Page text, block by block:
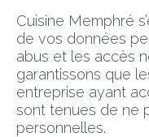
Cuisine Memphré
de vos données
abus et les accès
garantissons que
entreprise ayant
sont tenues de ne
personnelles.